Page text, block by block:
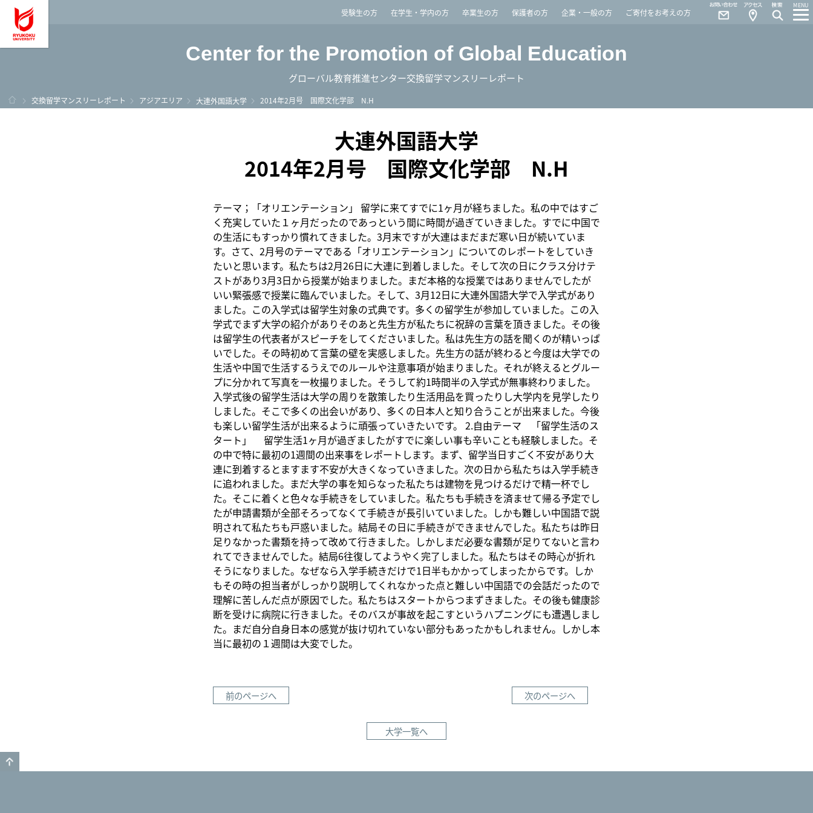
龍谷大学 You, Unlimited受験生の方 在学生・学内の方 卒業生の方 保護者の方 企業・一般の方 ご寄付をお考えの方
MENU
Access
Contact
Center for the Promotion of Global Education
グローバル教育推進センター交換留学マンスリーレポート
ホーム
交換留学マンスリーレポート アジアエリア 大連外国語大学 2014年2月号 国際文化学部 N.H
大連外国語大学
2014年2月号 国際文化学部 N.H
テーマ；「オリエンテーション」 留学に来てすでに1ヶ月が経ちました。私の中ではすご
く充実していた１ヶ月だったのであっという間に時間が過ぎていきました。すでに中国で
の生活にもすっかり慣れてきました。3月末ですが大連はまだまだ寒い日が続いていま
す。さて、2月号のテーマである「オリエンテーション」についてのレポートをしていき
たいと思います。私たちは2月26日に大連に到着しました。そして次の日にクラス分けテ
ストがあり3月3日から授業が始まりました。まだ本格的な授業ではありませんでしたが
いい緊張感で授業に臨んでいました。そして、3月12日に大連外国語大学で入学式があり
ました。この入学式は留学生対象の式典です。多くの留学生が参加していました。この入
学式でまず大学の紹介がありそのあと先生方が私たちに祝辞の言葉を頂きました。その後
は留学生の代表者がスピーチをしてくださいました。私は先生方の話を聞くのが精いっぱ
いでした。その時初めて言葉の壁を実感しました。先生方の話が終わると今度は大学での
生活や中国で生活するうえでのルールや注意事項が始まりました。それが終えるとグルー
プに分かれて写真を一枚撮りました。そうして約1時間半の入学式が無事終わりました。
入学式後の留学生活は大学の周りを散策したり生活用品を買ったりし大学内を見学したり
しました。そこで多くの出会いがあり、多くの日本人と知り合うことが出来ました。今後
も楽しい留学生活が出来るように頑張っていきたいです。 2.自由テーマ 「留学生活のス
タート」 留学生活1ヶ月が過ぎましたがすでに楽しい事も辛いことも経験しました。そ
の中で特に最初の1週間の出来事をレポートします。まず、留学当日すごく不安があり大
連に到着するとますます不安が大きくなっていきました。次の日から私たちは入学手続き
に追われました。まだ大学の事を知らなった私たちは建物を見つけるだけで精一杯でし
た。そこに着くと色々な手続きをしていました。私たちも手続きを済ませて帰る予定でし
たが申請書類が全部そろってなくて手続きが長引いていました。しかも難しい中国語で説
明されて私たちも戸惑いました。結局その日に手続きができませんでした。私たちは昨日
足りなかった書類を持って改めて行きました。しかしまだ必要な書類が足りてないと言わ
れてできませんでした。結局6往復してようやく完了しました。私たちはその時心が折れ
そうになりました。なぜなら入学手続きだけで1日半もかかってしまったからです。しか
もその時の担当者がしっかり説明してくれなかった点と難しい中国語での会話だったので
理解に苦しんだ点が原因でした。私たちはスタートからつまずきました。その後も健康診
断を受けに病院に行きました。そのバスが事故を起こすというハプニングにも遭遇しまし
た。まだ自分自身日本の感覚が抜け切れていない部分もあったかもしれません。しかし本
当に最初の１週間は大変でした。
前のページへ 次のページへ
大学一覧へ